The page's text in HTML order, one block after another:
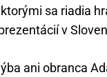
sa riadia
v
ani obranca